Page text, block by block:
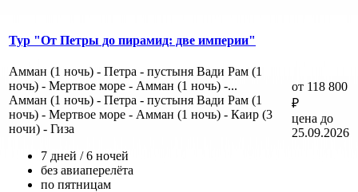
Тур "От Петры до пирамид: две империи"
Амман (1 ночь) - Петра - пустыня Вади Рам (1
ночь) - Мертвое море - Амман (1 ночь) -...
Амман (1 ночь) - Петра - пустыня Вади Рам (1
ночь) - Мертвое море - Амман (1 ночь) - Каир (3
ночи) - Гиза
7 дней / 6 ночей
без авиаперелёта
по пятницам
от 118 800
₽
цена до
25.09.2026